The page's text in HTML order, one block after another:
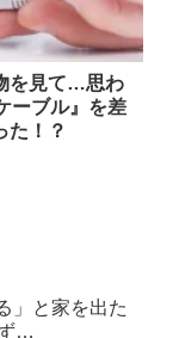
を見て…思わ
ーブル』を差
た！？
」と家を出た
…